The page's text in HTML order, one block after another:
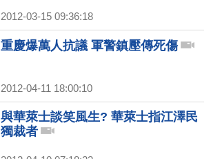
2012-03-15 09:36:18
重慶爆萬人抗議 軍警鎮壓傳死傷
2012-04-11 18:00:10
與華萊士談笑風生? 華萊士指江澤民
獨裁者